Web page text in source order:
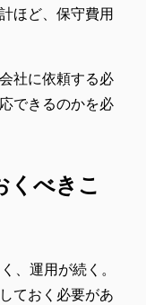
ほど、保守費用
社に依頼する必
できるのかを必
くべきこ
、運用が続く。
ておく必要があ